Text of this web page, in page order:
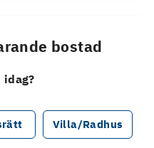
bostad
idag?
Villa/Radhus